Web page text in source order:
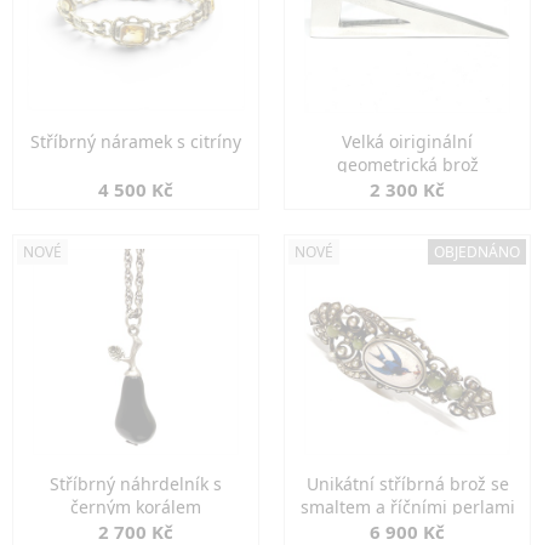
Stříbrný náramek s citríny
4 500 Kč
Velká oiriginální
geometrická brož
2 300 Kč
NOVÉ
Stříbrný náhrdelník s
černým korálem
2 700 Kč
NOVÉ OBJEDNÁNO
Unikátní stříbrná brož se
smaltem a říčními perlami
6 900 Kč